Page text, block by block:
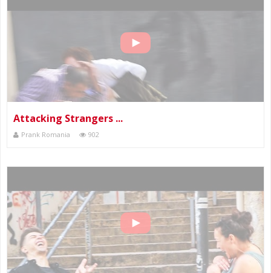
Attacking Strangers ...
Prank Romania 902